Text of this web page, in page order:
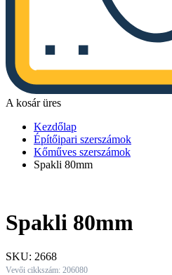
A kosár üres
Kezdőlap
Építőipari szerszámok
Kőműves szerszámok
Spakli 80mm
Spakli 80mm
SKU: 2668
Vevői cikkszám: 206080